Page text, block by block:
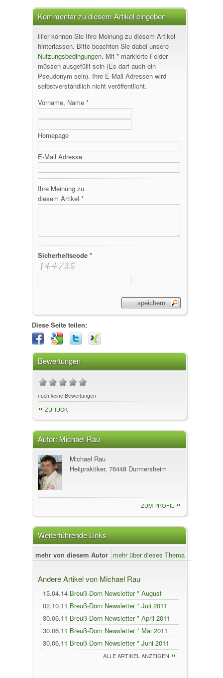
Kommentar zu diesem Artikel eingeben
Hier können Sie Ihre Meinung zu diesem Artikel
hinterlassen. Bitte beachten Sie dabei unsere
Nutzungsbedingungen. Mit * markierte Felder
müssen ausgefüllt sein (Es darf auch ein
Pseudonym sein). Ihre E-Mail Adressen wird
selbstverständlich nicht veröffentlicht.
Vorname, Name *
Homepage
E-Mail Adresse
Ihre Meinung zu
diesem Artikel *
Sicherheitscode *
Diese Seite teilen:
Bewertungen
noch keine Bewertungen
ZURÜCK
Autor:Michael Rau
Michael Rau
Heilpraktiker, 76448 Durmersheim
ZUM PROFIL
Weiterführende Links
mehr von diesem Autor mehr über dieses Thema
Andere Artikel von Michael Rau
15.04.14 Breuß-Dorn Newsletter * August
2011
02.10.11 Breuß-Dorn Newsletter * Juli 2011
30.06.11 Breuß-Dorn Newsletter * April 2011
30.06.11 Breuß-Dorn Newsletter * Mai 2011
30.06.11 Breuß-Dorn Newsletter * Juni 2011
ALLE ARTIKEL ANZEIGEN